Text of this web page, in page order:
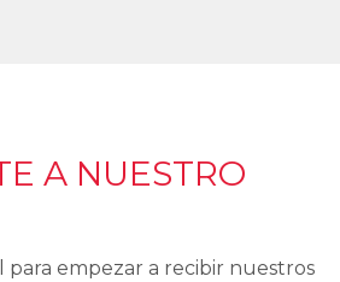
A NUESTRO
para empezar a recibir nuestros